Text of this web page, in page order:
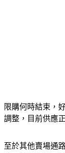
調整，目前供應
購。家樂福也回